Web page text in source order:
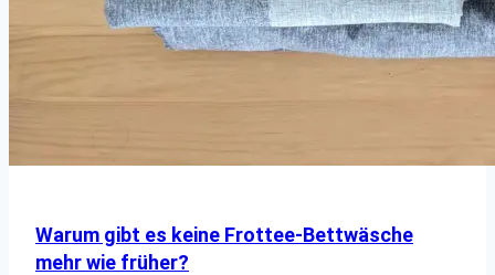
Warum gibt es keine Frottee-Bettwäsche
mehr wie früher?